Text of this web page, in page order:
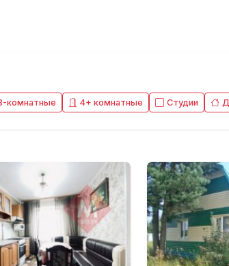
комнатные 4+ комнатные Студии